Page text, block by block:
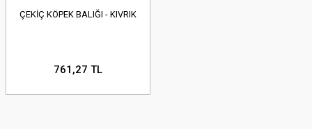
ÇEKİÇ KÖPEK BALIĞI - KIVRIK
761,27 TL